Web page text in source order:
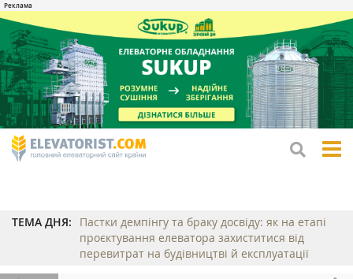
ТЕМА ДНЯ:
Пастки демпінгу та браку досвіду: як на етапі
проєктування елеватора захиститися від
перевитрат на будівництві й експлуатації